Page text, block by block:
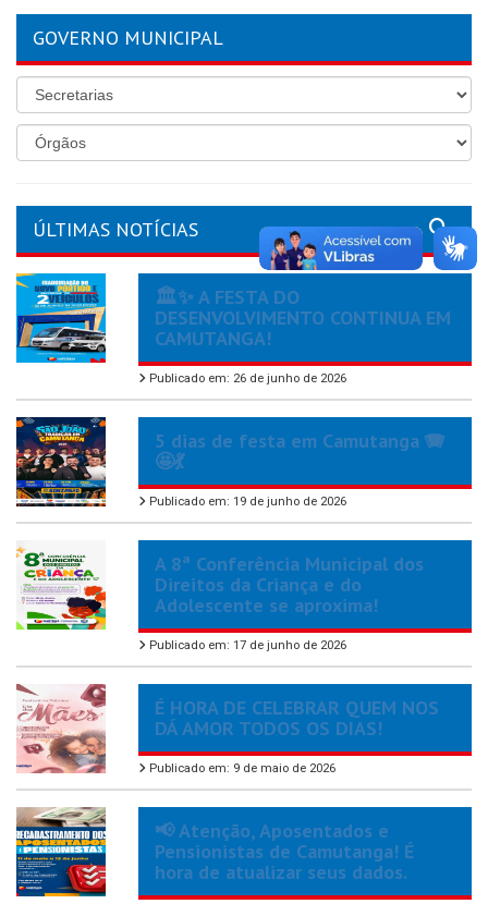
GOVERNO MUNICIPAL
ÚLTIMAS NOTÍCIAS
🏛️✨ A FESTA DO
DESENVOLVIMENTO CONTINUA EM
CAMUTANGA!
Publicado em: 26 de junho de 2026
5 dias de festa em Camutanga 🪗
🤩💃
Publicado em: 19 de junho de 2026
A 8ª Conferência Municipal dos
Direitos da Criança e do
Adolescente se aproxima!
Publicado em: 17 de junho de 2026
É HORA DE CELEBRAR QUEM NOS
DÁ AMOR TODOS OS DIAS!
Publicado em: 9 de maio de 2026
📢 Atenção, Aposentados e
Pensionistas de Camutanga! É
hora de atualizar seus dados.